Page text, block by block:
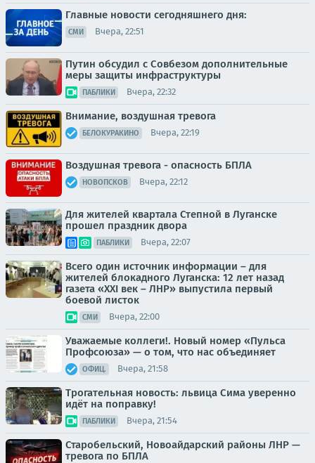
Главные новости сегодняшнего дня:
СМИ Вчера, 22:51
Путин обсудил с Совбезом дополнительные
меры защиты инфраструктуры
ПАБЛИКИ Вчера, 22:32
Внимание, воздушная тревога
БЕЛОКУРАКИНО Вчера, 22:19
Воздушная тревога - опасность БПЛА
НОВОПСКОВ Вчера, 22:12
Для жителей квартала Степной в Луганске
прошел праздник двора
ПАБЛИКИ Вчера, 22:07
Всего один источник информации – для
жителей блокадного Луганска: 12 лет назад
газета «XXI век – ЛНР» выпустила первый
боевой листок
СМИ Вчера, 22:00
Уважаемые коллеги!. Новый номер «Пульса
Профсоюза» — о том, что нас объединяет
ОФИЦ. Вчера, 21:58
Трогательная новость: львица Сима уверенно
идёт на поправку!
ПАБЛИКИ Вчера, 21:54
Старобельский, Новоайдарский районы ЛНР —
тревога по БПЛА